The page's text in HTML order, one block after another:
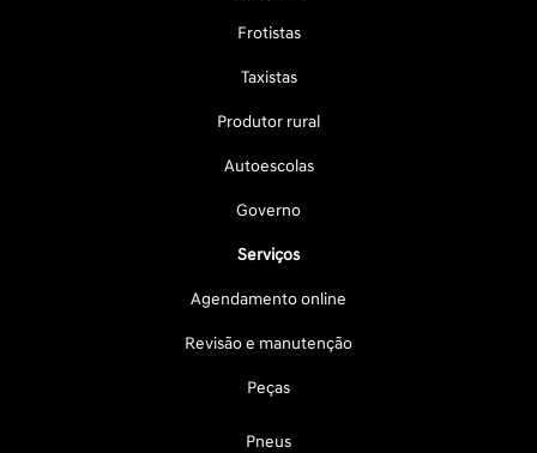
Frotistas
Taxistas
Produtor rural
Autoescolas
Governo
Serviços
Agendamento online
Revisão e manutenção
Peças
Pneus